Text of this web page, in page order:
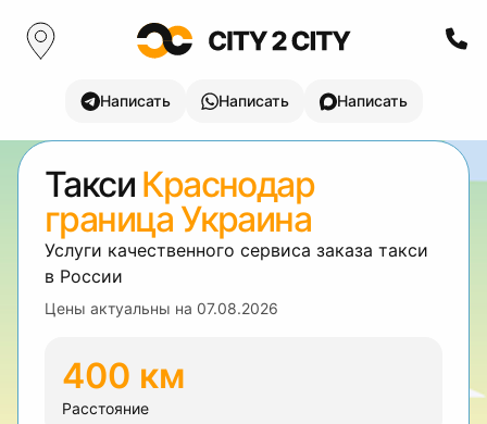
Написать Написать Написать
Такси Краснодар
граница Украина
Услуги качественного сервиса заказа такси
в России
Цены актуальны на 07.08.2026
400 км
Расстояние